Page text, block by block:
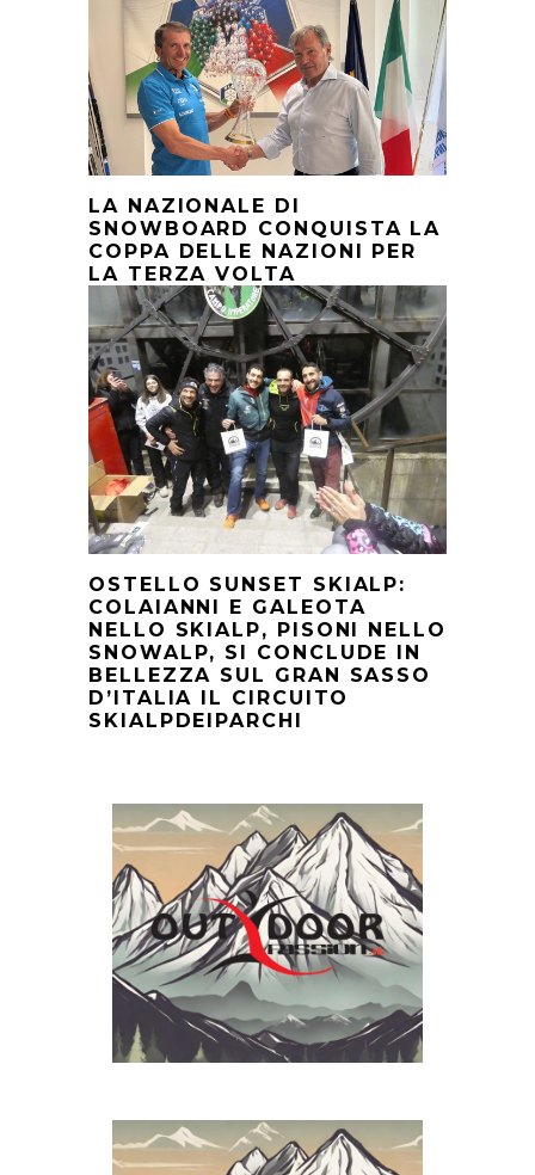
LA NAZIONALE DI
SNOWBOARD CONQUISTA LA
COPPA DELLE NAZIONI PER
LA TERZA VOLTA
OSTELLO SUNSET SKIALP:
COLAIANNI E GALEOTA
NELLO SKIALP, PISONI NELLO
SNOWALP, SI CONCLUDE IN
BELLEZZA SUL GRAN SASSO
D’ITALIA IL CIRCUITO
SKIALPDEIPARCHI